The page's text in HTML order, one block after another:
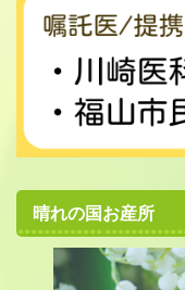
晴れの国お産所